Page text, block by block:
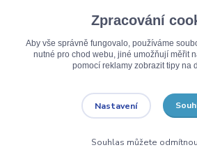
NAPIŠTE NÁM NA WHATSAPP
Zpracování
Aby vše správně fungovalo, používáme
nutné pro chod webu, jiné umožňují měřit
pomocí reklamy zobrazit tipy na
Nastavení
Souhlas můžete